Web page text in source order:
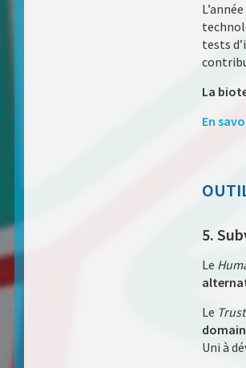
tests
La
En
5.
Le
Le Trust
Uni à